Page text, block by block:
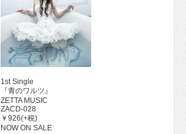
1st Single
『青のワルツ』
ZETTA MUSIC
ZACD-028
￥926(+税)
NOW ON SALE